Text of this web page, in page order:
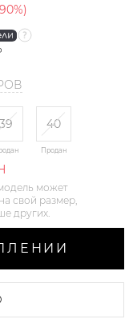
%)
39 40
Продан
может
свой размер,
других.